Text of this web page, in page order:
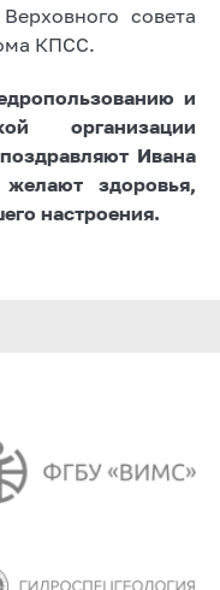
совета
КПСС.
и
организации
Ивана
здоровья,
настроения.